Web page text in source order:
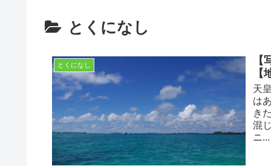
とくになし
とくになし
天
は
き
混
ニ...